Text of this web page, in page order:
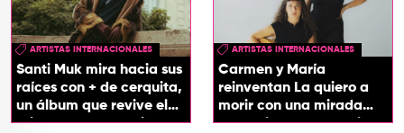
ARTISTAS INTERNACIONALES
Santi Muk mira hacia sus
raíces con + de cerquita,
un álbum que revive el
origen de sus canciones
ARTISTAS INTERNACIONALES
Carmen y María
reinventan La quiero a
morir con una mirada
entre el flamenco y el